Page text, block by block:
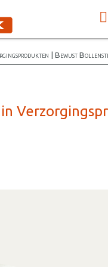
| Bewust